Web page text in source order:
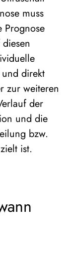
muss
Prognose
direkt
zur weiteren
der
und die
bzw.
ist.